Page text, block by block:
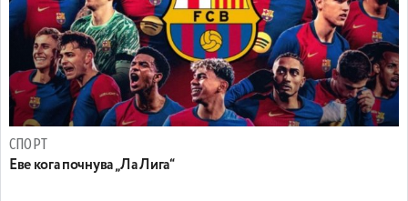
СПОРТ
Еве кога почнува „Ла Лига“